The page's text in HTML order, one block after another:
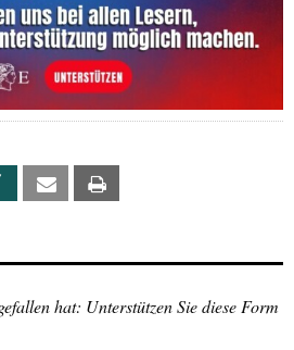
Xing Email
hat: Unterstützen Sie diese Form